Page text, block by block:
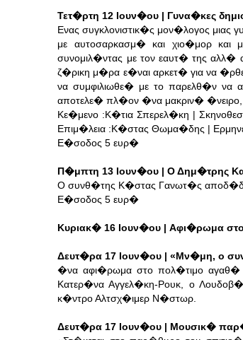
Τετ�ρτη 12 Ιουν�ου | Γυνα�κες
Ενας συγκλονιστικ�ς μον�λογος
με αυτοσαρκασμ� και χιο�μορ
συνομιλ�ντας με τον εαυτ� της
ζ�ρικη μ�ρα ε�ναι αρκετ� για να
να συμφιλιωθε� με το παρελθ�ν να
αποτελε� πλ�ον �να μακριν� �νειρο,
Κε�μενο :Κ�τια Σπερελ�κη |
Επιμ�λεια :Κ�στας Θωμα�δης |
Ε�σοδος 5 ευρ�
Π�μπτη 13 Ιουν�ου | Ο Δημ�τρης
Ο συνθ�της Κ�στας Γανωτ�ς
Ε�σοδος 5 ευρ�
Κυριακ� 16 Ιουν�ου | Αφι�ρωμα
Δευτ�ρα 17 Ιουν�ου | «Μν�μη, ο
�να αφι�ρωμα στο πολ�τιμο αγαθ�
Κατερ�να Αγγελ�κη-Ρουκ, ο
κ�ντρο Αλτσχ�ιμερ Ν�στωρ.
Δευτ�ρα 17 Ιουν�ου | Μουσικ�